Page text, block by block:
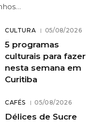
CULTURA 05/08/2026
5 programas
culturais para fazer
nesta semana em
Curitiba
CAFÉS 05/08/2026
Délices de Sucre